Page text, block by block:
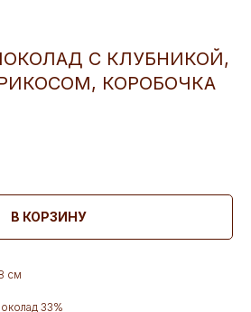
С КЛУБНИКОЙ,
КОРОБОЧКА
В КОРЗИНУ
см
33%